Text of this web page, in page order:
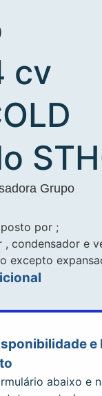
cv
Grupo
por ;
, condensador e
excepto
e
abaixo e